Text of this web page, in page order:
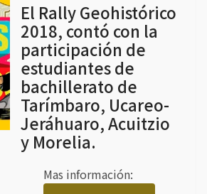
El Rally Geohistórico
2018, contó con la
participación de
estudiantes de
bachillerato de
Tarímbaro, Ucareo-
Jeráhuaro, Acuitzio
y Morelia.
Mas información: